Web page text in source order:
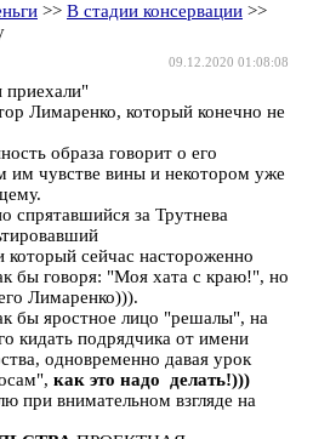
>> В стадии консервации >>
09.12.2020 01:08:08
Лимаренко, который конечно не
образа говорит о его
чувстве вины и некотором уже
спрятавшийся за Трутнева
который сейчас настороженно
бы говоря: "Моя хата с краю!", но
Лимаренко))).
бы яростное лицо "решалы", на
кидать подрядчика от имени
одновременно давая урок
как это надо делать!)))
при внимательном взгляде на